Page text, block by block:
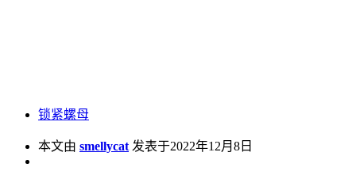
锁紧螺母
本文由 smellycat 发表于2022年12月8日